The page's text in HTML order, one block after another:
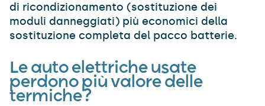
di ricondizionamento (sostituzione dei
moduli danneggiati) più economici della
sostituzione completa del pacco batterie.
Le auto elettriche usate
perdono più valore delle
termiche?